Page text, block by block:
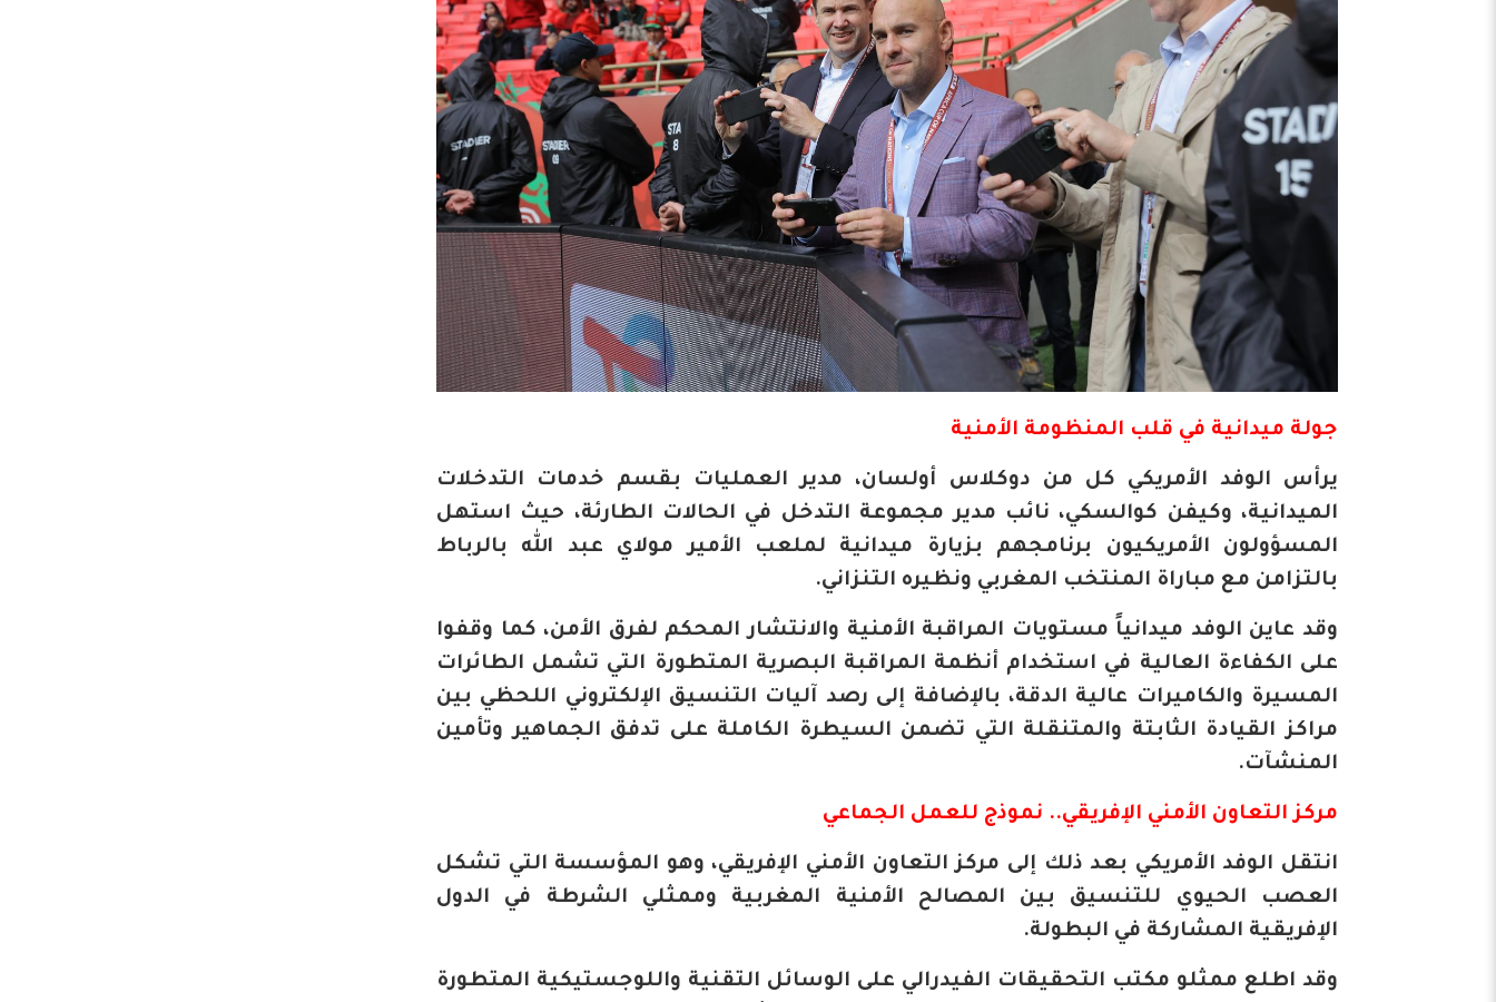
​جولة ميدانية في قلب المنظومة الأمنية
​يرأس الوفد الأمريكي كل من دوكلاس أولسان، مدير العمليات بقسم خدمات التدخلات
الميدانية، وكيفن كوالسكي، نائب مدير مجموعة التدخل في الحالات الطارئة، حيث استهل
المسؤولون الأمريكيون برنامجهم بزيارة ميدانية لملعب الأمير مولاي عبد الله بالرباط
بالتزامن مع مباراة المنتخب المغربي ونظيره التنزاني.
وقد عاين الوفد ميدانياً مستويات المراقبة الأمنية والانتشار المحكم لفرق الأمن، كما وقفوا
على الكفاءة العالية في استخدام أنظمة المراقبة البصرية المتطورة التي تشمل الطائرات
المسيرة والكاميرات عالية الدقة، بالإضافة إلى رصد آليات التنسيق الإلكتروني اللحظي بين
مراكز القيادة الثابتة والمتنقلة التي تضمن السيطرة الكاملة على تدفق الجماهير وتأمين
المنشآت.
​مركز التعاون الأمني الإفريقي.. نموذج للعمل الجماعي
​انتقل الوفد الأمريكي بعد ذلك إلى مركز التعاون الأمني الإفريقي، وهو المؤسسة التي تشكل
العصب الحيوي للتنسيق بين المصالح الأمنية المغربية وممثلي الشرطة في الدول
الإفريقية المشاركة في البطولة.
وقد اطلع ممثلو مكتب التحقيقات الفيدرالي على الوسائل التقنية واللوجستيكية المتطورة